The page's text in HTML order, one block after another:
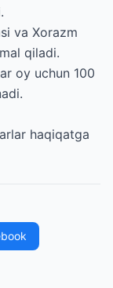
va Xorazm
qiladi.
oy uchun 100
haqiqatga